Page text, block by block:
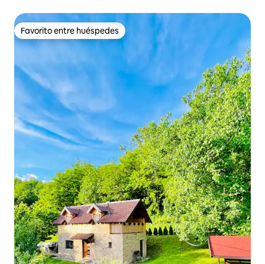
Favorito entre huéspedes
Favorito entre huéspedes